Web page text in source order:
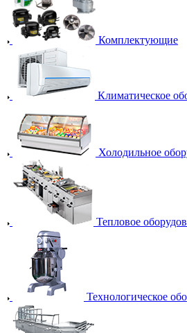
Комплектующие
Климатическое
Холодильное
Тепловое
Технологическое